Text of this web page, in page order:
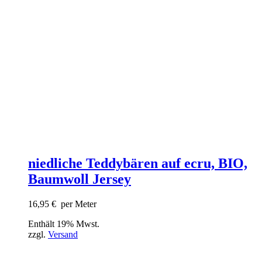
niedliche Teddybären auf ecru, BIO,
Baumwoll Jersey
16,95 € per Meter
Enthält 19% Mwst.
zzgl. Versand